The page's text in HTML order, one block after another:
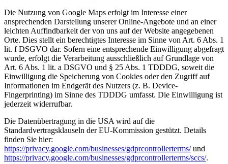
Die Nutzung von Google Maps erfolgt im Interesse einer
ansprechenden Darstellung unserer Online-Angebote und an einer
leichten Auffindbarkeit der von uns auf der Website angegebenen
Orte. Dies stellt ein berechtigtes Interesse im Sinne von Art. 6 Abs. 1
lit. f DSGVO dar. Sofern eine entsprechende Einwilligung abgefragt
wurde, erfolgt die Verarbeitung ausschließlich auf Grundlage von
Art. 6 Abs. 1 lit. a DSGVO und § 25 Abs. 1 TDDDG, soweit die
Einwilligung die Speicherung von Cookies oder den Zugriff auf
Informationen im Endgerät des Nutzers (z. B. Device-
Fingerprinting) im Sinne des TDDDG umfasst. Die Einwilligung ist
jederzeit widerrufbar.
Die Datenübertragung in die USA wird auf die
Standardvertragsklauseln der EU-Kommission gestützt. Details
finden Sie hier:
https://privacy.google.com/businesses/gdprcontrollerterms/und
https://privacy.google.com/businesses/gdprcontrollerterms/sccs/.